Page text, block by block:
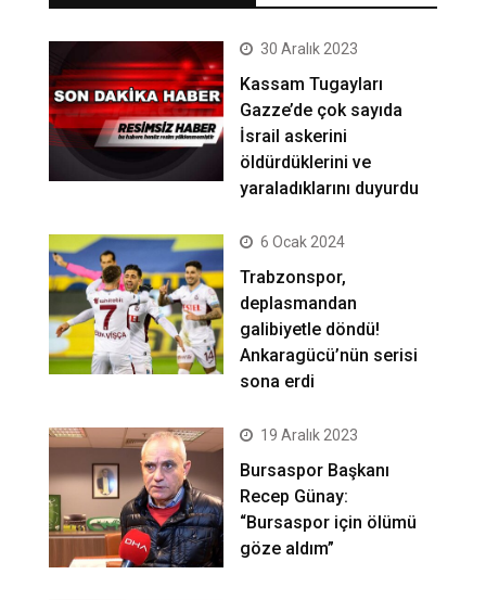
30 Aralık 2023
Kassam Tugayları
Gazze’de çok sayıda
İsrail askerini
öldürdüklerini ve
yaraladıklarını duyurdu
6 Ocak 2024
Trabzonspor,
deplasmandan
galibiyetle döndü!
Ankaragücü’nün serisi
sona erdi
19 Aralık 2023
Bursaspor Başkanı
Recep Günay:
“Bursaspor için ölümü
göze aldım”